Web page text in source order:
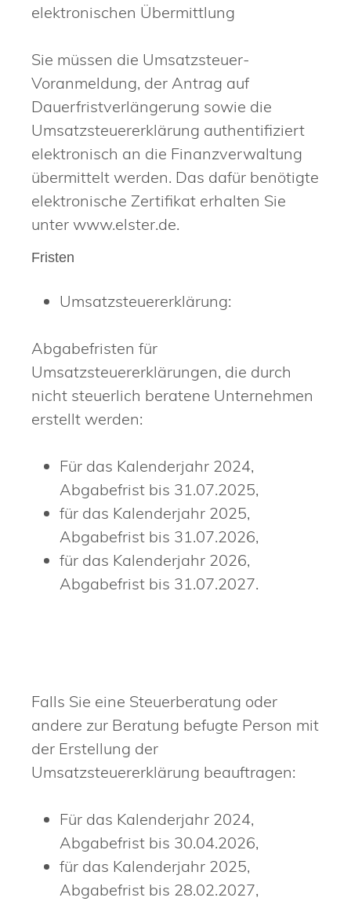
elektronischen Übermittlung
Sie müssen die Umsatzsteuer-
Voranmeldung, der Antrag auf
Dauerfristverlängerung sowie die
Umsatzsteuererklärung authentifiziert
elektronisch an die Finanzverwaltung
übermittelt werden. Das dafür benötigte
elektronische Zertifikat erhalten Sie
unter www.elster.de.
Fristen
Umsatzsteuererklärung:
Abgabefristen für
Umsatzsteuererklärungen, die durch
nicht steuerlich beratene Unternehmen
erstellt werden:
Für das Kalenderjahr 2024,
Abgabefrist bis 31.07.2025,
für das Kalenderjahr 2025,
Abgabefrist bis 31.07.2026,
für das Kalenderjahr 2026,
Abgabefrist bis 31.07.2027.
Falls Sie eine Steuerberatung oder
andere zur Beratung befugte Person mit
der Erstellung der
Umsatzsteuererklärung beauftragen:
Für das Kalenderjahr 2024,
Abgabefrist bis 30.04.2026,
für das Kalenderjahr 2025,
Abgabefrist bis 28.02.2027,